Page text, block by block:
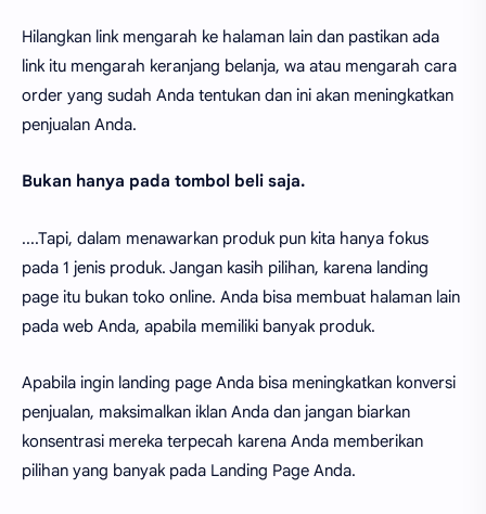
Hilangkan link mengarah ke halaman lain dan pastikan ada
link itu mengarah keranjang belanja, wa atau mengarah cara
order yang sudah Anda tentukan dan ini akan meningkatkan
penjualan Anda.
Bukan hanya pada tombol beli saja.
....Tapi, dalam menawarkan produk pun kita hanya fokus
pada 1 jenis produk. Jangan kasih pilihan, karena landing
page itu bukan toko online. Anda bisa membuat halaman lain
pada web Anda, apabila memiliki banyak produk.
Apabila ingin landing page Anda bisa meningkatkan konversi
penjualan, maksimalkan iklan Anda dan jangan biarkan
konsentrasi mereka terpecah karena Anda memberikan
pilihan yang banyak pada Landing Page Anda.